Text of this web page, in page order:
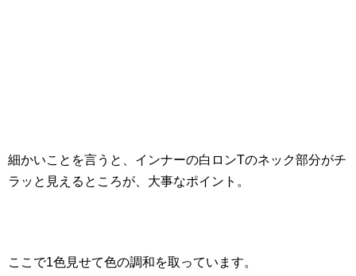
細かいことを言うと、インナーの白ロンTのネック部分がチ
ラッと見えるところが、大事なポイント。
ここで1色見せて色の調和を取っています。